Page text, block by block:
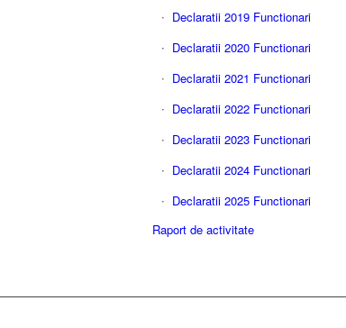
Declaratii 2019 Functionari
Declaratii 2020 Functionari
Declaratii 2021 Functionari
Declaratii 2022 Functionari
Declaratii 2023 Functionari
Declaratii 2024 Functionari
Declaratii 2025 Functionari
Raport de activitate